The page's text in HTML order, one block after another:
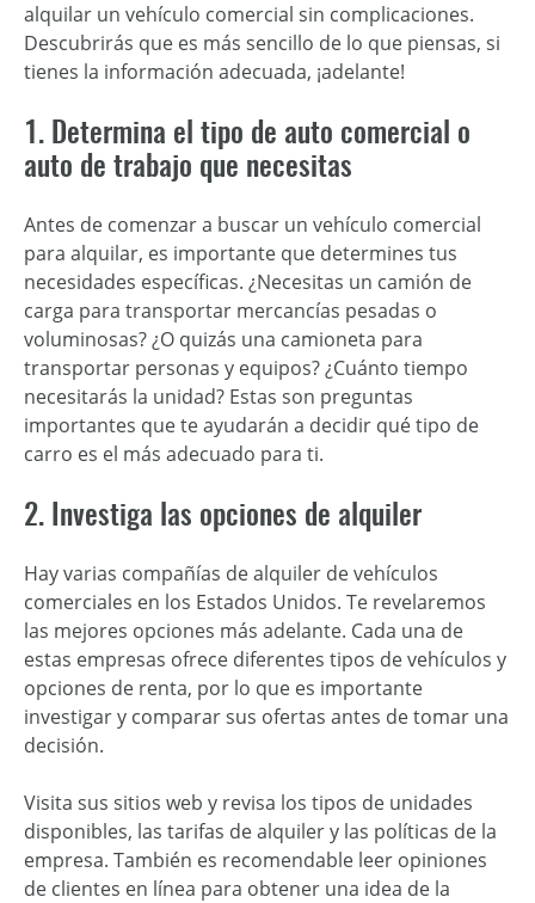
alquilar un vehículo comercial sin complicaciones.
Descubrirás que es más sencillo de lo que piensas, si
tienes la información adecuada, ¡adelante!
1. Determina el tipo de auto comercial o
auto de trabajo que necesitas
Antes de comenzar a buscar un vehículo comercial
para alquilar, es importante que determines tus
necesidades específicas. ¿Necesitas un camión de
carga para transportar mercancías pesadas o
voluminosas? ¿O quizás una camioneta para
transportar personas y equipos? ¿Cuánto tiempo
necesitarás la unidad? Estas son preguntas
importantes que te ayudarán a decidir qué tipo de
carro es el más adecuado para ti.
2. Investiga las opciones de alquiler
Hay varias compañías de alquiler de vehículos
comerciales en los Estados Unidos. Te revelaremos
las mejores opciones más adelante. Cada una de
estas empresas ofrece diferentes tipos de vehículos y
opciones de renta, por lo que es importante
investigar y comparar sus ofertas antes de tomar una
decisión.
Visita sus sitios web y revisa los tipos de unidades
disponibles, las tarifas de alquiler y las políticas de la
empresa. También es recomendable leer opiniones
de clientes en línea para obtener una idea de la